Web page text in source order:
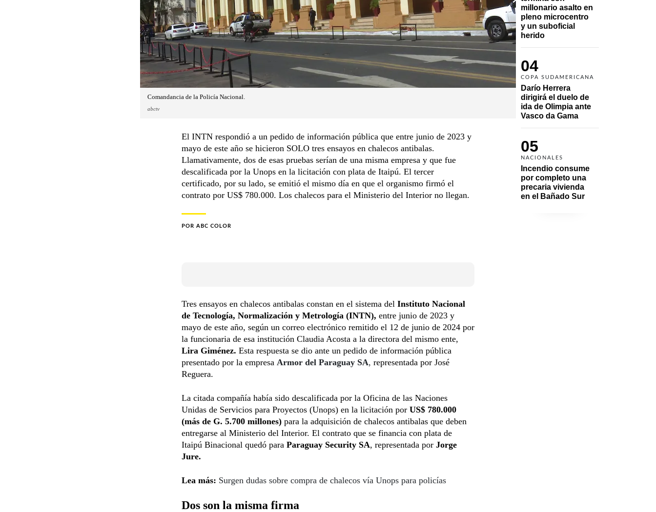
millonario asalto en
pleno microcentro
y un suboficial
herido
04
COPA SUDAMERICANA
Darío Herrera
dirigirá el duelo de
ida de Olimpia ante
Vasco da Gama
05
NACIONALES
Incendio consume
por completo una
precaria vivienda
en el Bañado Sur
Comandancia de la Policía Nacional.
abctv
El INTN respondió a un pedido de información pública que entre junio de 2023 y
mayo de este año se hicieron SOLO tres ensayos en chalecos antibalas.
Llamativamente, dos de esas pruebas serían de una misma empresa y que fue
descalificada por la Unops en la licitación con plata de Itaipú. El tercer
certificado, por su lado, se emitió el mismo día en que el organismo firmó el
contrato por US$ 780.000. Los chalecos para el Ministerio del Interior no llegan.
POR ABC COLOR
Tres ensayos en chalecos antibalas constan en el sistema del Instituto Nacional
de Tecnología, Normalización y Metrología (INTN), entre junio de 2023 y
mayo de este año, según un correo electrónico remitido el 12 de junio de 2024 por
la funcionaria de esa institución Claudia Acosta a la directora del mismo ente,
Lira Giménez. Esta respuesta se dio ante un pedido de información pública
presentado por la empresa Armor del Paraguay SA, representada por José
Reguera.
La citada compañía había sido descalificada por la Oficina de las Naciones
Unidas de Servicios para Proyectos (Unops) en la licitación por US$ 780.000
(más de G. 5.700 millones) para la adquisición de chalecos antibalas que deben
entregarse al Ministerio del Interior. El contrato que se financia con plata de
Itaipú Binacional quedó para Paraguay Security SA, representada por Jorge
Jure.
Lea más: Surgen dudas sobre compra de chalecos vía Unops para policías
Dos son la misma firma